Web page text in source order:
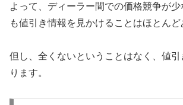
よって、ディーラー間での価格競争が
も値引き情報を見かけることはほとんど
但し、全くないということはなく、値
ります。